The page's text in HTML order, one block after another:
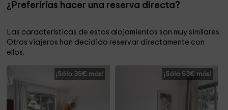
¿Preferirías hacer una reserva directa?
Las características de estos alojamientos son muy similares.
Otros viajeros han decidido reservar directamente con
ellos.
¡Sólo 35€ más! ¡Sólo 53€ más!